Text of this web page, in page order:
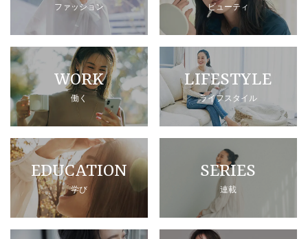
ファッション ビューティ
WORK
働く
LIFESTYLE
ライフスタイル
EDUCATION
学び
SERIES
連載